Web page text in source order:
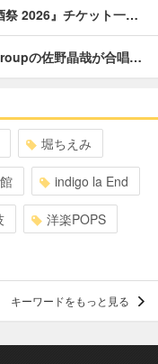
祭 2026』チケット一…
の佐野晶哉が合唱…
堀ちえみ
indigo la End
洋楽POPS
キーワードをもっと見る